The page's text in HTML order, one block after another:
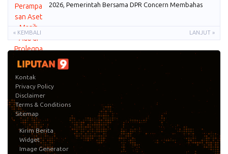
2026, Pemerintah Bersama DPR Concern Membahas
« KEMBALI LANJUT »
Kontak
Privacy Policy
Disclaimer
Terms & Conditions
Sitemap
Kirim Berita
Widget
Image Generator